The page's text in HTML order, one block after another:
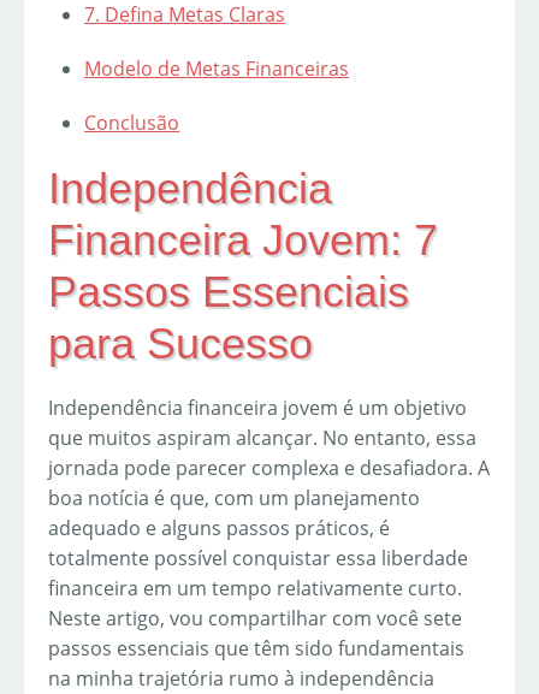
7. Defina Metas Claras
Modelo de Metas Financeiras
Conclusão
Independência
Financeira Jovem: 7
Passos Essenciais
para Sucesso
Independência financeira jovem é um objetivo
que muitos aspiram alcançar. No entanto, essa
jornada pode parecer complexa e desafiadora. A
boa notícia é que, com um planejamento
adequado e alguns passos práticos, é
totalmente possível conquistar essa liberdade
financeira em um tempo relativamente curto.
Neste artigo, vou compartilhar com você sete
passos essenciais que têm sido fundamentais
na minha trajetória rumo à independência